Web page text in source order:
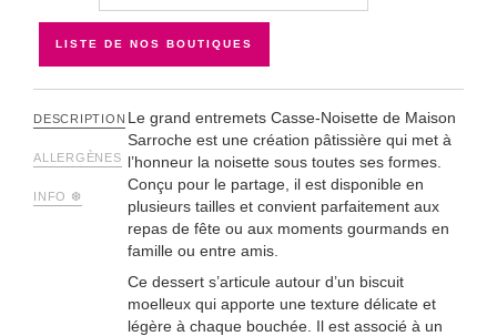
LISTE DE NOS BOUTIQUES
DESCRIPTION
ALLERGÈNES
INFO ❆
Le grand entremets Casse-Noisette de Maison
Sarroche est une création pâtissière qui met à
l’honneur la noisette sous toutes ses formes.
Conçu pour le partage, il est disponible en
plusieurs tailles et convient parfaitement aux
repas de fête ou aux moments gourmands en
famille ou entre amis.
Ce dessert s’articule autour d’un biscuit
moelleux qui apporte une texture délicate et
légère à chaque bouchée. Il est associé à un